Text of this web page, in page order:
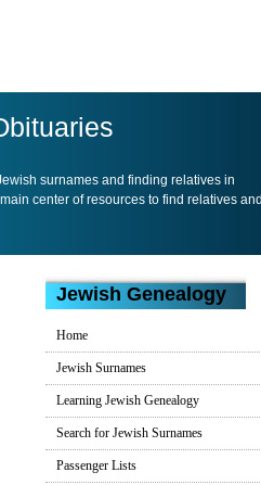
surnames and finding relatives in
center of resources to find relatives and
Jewish Genealogy
Home
Jewish Surnames
Learning Jewish Genealogy
Search for Jewish Surnames
Passenger Lists